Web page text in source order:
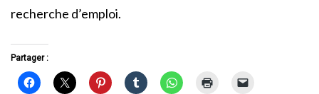
recherche d’emploi.
Partager :